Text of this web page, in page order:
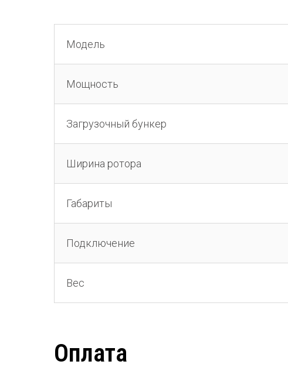
Модель
Мощность
Загрузочный бункер
Ширина ротора
Габариты
Подключение
Вес
Оплата